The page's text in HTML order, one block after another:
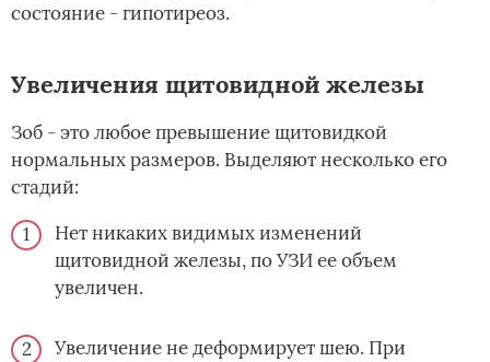
состояние - гипотиреоз.
Увеличения щитовидной железы
Зоб - это любое превышение щитовидкой
нормальных размеров. Выделяют несколько его
стадий:
Нет никаких видимых изменений
щитовидной железы, по УЗИ ее объем
увеличен.
Увеличение не деформирует шею. При